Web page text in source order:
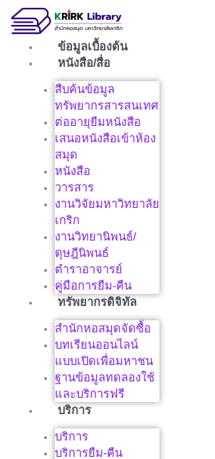
ข้อมูลเบื้องต้น
หนังสือ/สื่อ
สืบค้นข้อมูล
ทรัพยากรสารสนเทศ
ต่ออายุยืมหนังสือ
เสนอหนังสือเข้าห้อง
สมุด
หนังสือ
วารสาร
งานวิจัยมหาวิทยาลัย
เกริก
งานวิทยานิพนธ์/
ดุษฎีนิพนธ์
ตำราอาจารย์
คู่มือการยืม-คืน
ทรัพยากรดิจิทัล
สำนักหอสมุดจัดซื้อ
บทเรียนออนไลน์
แบบเปิดเพื่อมหาชน
ฐานข้อมูลทดลองใช้
และบริการฟรี
บริการ
บริการ
บริการยืม-คืน